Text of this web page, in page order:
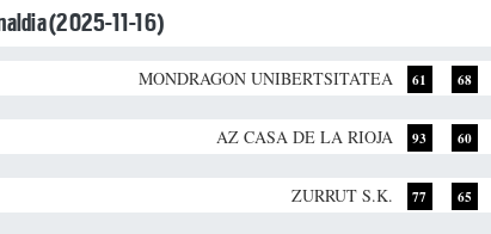
(2025-11-16)
MONDRAGON UNIBERTSITATEA 61 68
AZ CASA DE LA RIOJA 93 60
ZURRUT S.K. 77 65